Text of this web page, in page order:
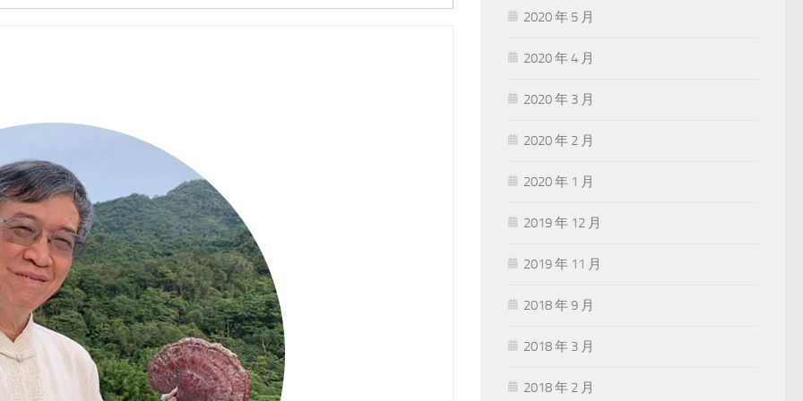
2020 年 5 月
2020 年 4 月
2020 年 3 月
2020 年 2 月
2020 年 1 月
2019 年 12 月
2019 年 11 月
2018 年 9 月
2018 年 3 月
2018 年 2 月